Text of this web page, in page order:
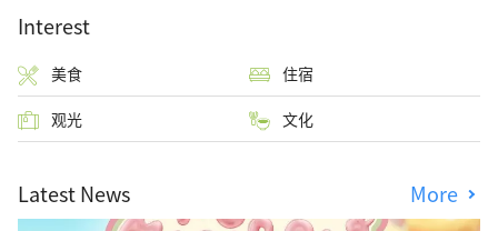
Interest
美食 住宿
观光 文化
Latest News More